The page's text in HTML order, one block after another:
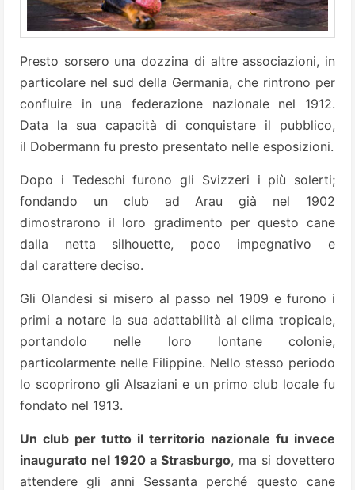
Presto sorsero una dozzina di altre associazioni, in
particolare nel sud della Germania, che rintrono per
confluire in una federazione nazionale nel 1912.
Data la sua capacità di conquistare il pubblico,
il Dobermann fu presto presentato nelle esposizioni.
Dopo i Tedeschi furono gli Svizzeri i più solerti;
fondando un club ad Arau già nel 1902
dimostrarono il loro gradimento per questo cane
dalla netta silhouette, poco impegnativo e
dal carattere deciso.
Gli Olandesi si misero al passo nel 1909 e furono i
primi a notare la sua adattabilità al clima tropicale,
portandolo nelle loro lontane colonie,
particolarmente nelle Filippine. Nello stesso periodo
lo scoprirono gli Alsaziani e un primo club locale fu
fondato nel 1913.
Un club per tutto il territorio nazionale fu invece
inaugurato nel 1920 a Strasburgo, ma si dovettero
attendere gli anni Sessanta perché questo cane